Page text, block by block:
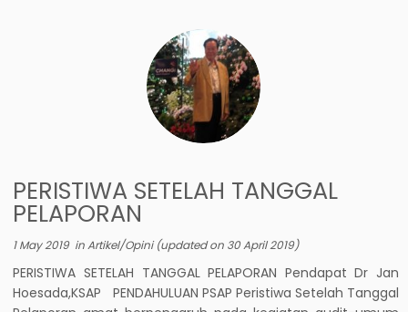
PERISTIWA SETELAH TANGGAL
PELAPORAN
1 May 2019inArtikel/Opini(updated on 30 April 2019)
PERISTIWA SETELAH TANGGAL PELAPORAN Pendapat Dr Jan
Hoesada,KSAP PENDAHULUAN PSAP Peristiwa Setelah Tanggal